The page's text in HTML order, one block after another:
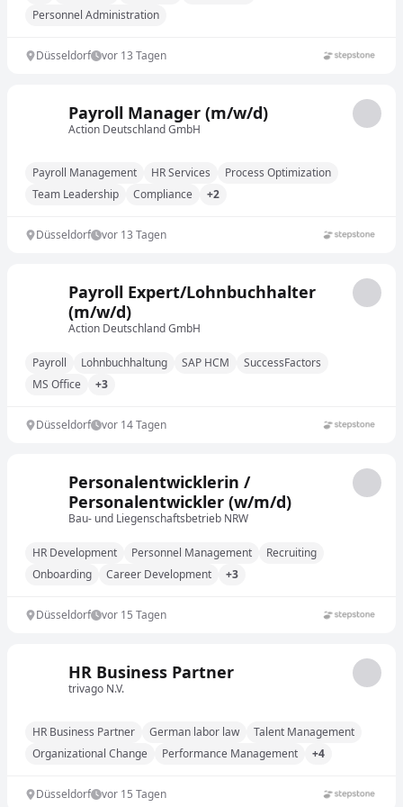
Personnel Administration
Düsseldorf vor 13 Tagen
Payroll Manager (m/w/d)
Action Deutschland GmbH
Payroll Management HR Services
Process Optimization
Team Leadership
Compliance +2
Düsseldorf vor 13 Tagen
Payroll Expert/Lohnbuchhalter
(m/w/d)
Action Deutschland GmbH
Payroll Lohnbuchhaltung SAP HCM
SuccessFactors
MS Office
+3
Düsseldorf vor 14 Tagen
Personalentwicklerin /
Personalentwickler (w/m/d)
Bau- und Liegenschaftsbetrieb NRW
HR Development Personnel Management
Recruiting
Onboarding
Career Development +3
Düsseldorf vor 15 Tagen
HR Business Partner
trivago N.V.
HR Business Partner German labor law
Talent Management
Organizational Change
Performance Management +4
Düsseldorf vor 15 Tagen